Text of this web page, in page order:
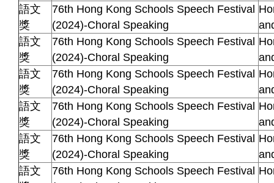
語文
獎
76th Hong Kong Schools Speech Festival
(2024)-Choral Speaking
語文
獎
76th Hong Kong Schools Speech Festival
(2024)-Choral Speaking
語文
獎
76th Hong Kong Schools Speech Festival
(2024)-Choral Speaking
語文
獎
76th Hong Kong Schools Speech Festival
(2024)-Choral Speaking
語文
獎
76th Hong Kong Schools Speech Festival
(2024)-Choral Speaking
語文
76th Hong Kong Schools Speech Festival